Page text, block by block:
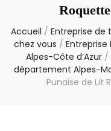
Accueil / Entreprise de
chez vous / Entreprise
Alpes-Côte d’Azur /
département Alpes-
Punaise de Lit